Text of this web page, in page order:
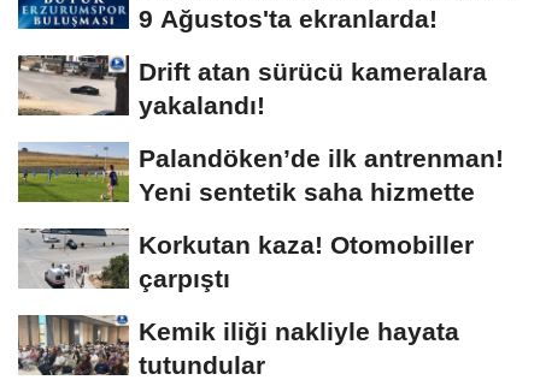
9 Ağustos'ta ekranlarda!
Drift atan sürücü kameralara
yakalandı!
Palandöken’de ilk antrenman!
Yeni sentetik saha hizmette
Korkutan kaza! Otomobiller
çarpıştı
Kemik iliği nakliyle hayata
tutundular